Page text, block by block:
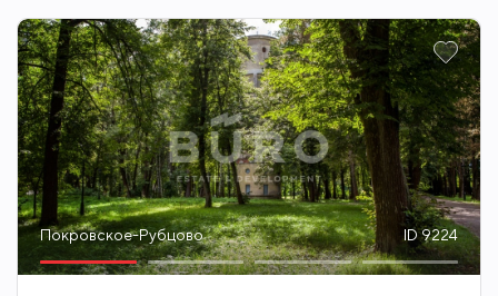
Покровское-Рубцово ID 9224